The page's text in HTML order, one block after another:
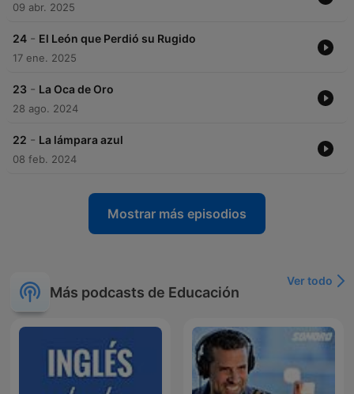
09 abr. 2025
24 - El León que Perdió su Rugido
17 ene. 2025
23 - La Oca de Oro
28 ago. 2024
22 - La lámpara azul
08 feb. 2024
Mostrar más episodios
Más podcasts de Educación
Ver todo